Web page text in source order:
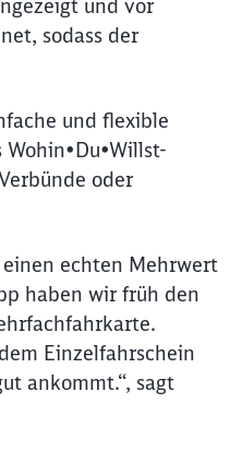
Martina
Stand: Mai
und vor
sodass der
und flexible
oder
echten Mehrwert
haben wir früh den
Einzelfahrschein
ankommt.“, sagt